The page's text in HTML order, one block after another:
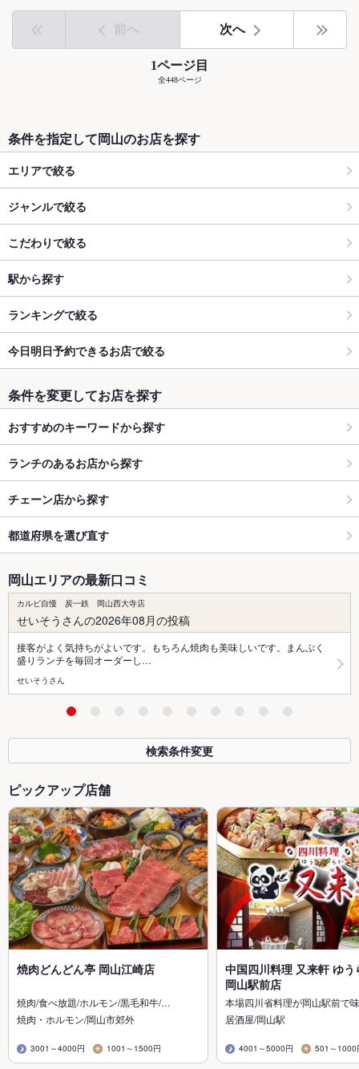
前へ 次へ
1ページ目
全448ページ
条件を指定して岡山のお店を探す
エリアで絞る
ジャンルで絞る
こだわりで絞る
駅から探す
ランキングで絞る
今日明日予約できるお店で絞る
条件を変更してお店を探す
おすすめのキーワードから探す
ランチのあるお店から探す
チェーン店から探す
都道府県を選び直す
岡山エリアの最新口コミ
カルビ自慢 炭一鉄 岡山西大寺店
せいそうさんの2026年08月の投稿
接客がよく気持ちがよいです。もちろん焼肉も美味しいです。まんぷく
盛りランチを毎回オーダーし…
せいそうさん
検索条件変更
ピックアップ店舗
焼肉どんどん亭 岡山江崎店
焼肉/食べ放題/ホルモン/黒毛和牛/…
焼肉・ホルモン/岡山市郊外
3001～4000円 1001～1500円
中国四川料理 又来軒 ゆう
岡山駅前店
本場四川省料理が岡山駅前で
居酒屋/岡山駅
4001～5000円 501～1000